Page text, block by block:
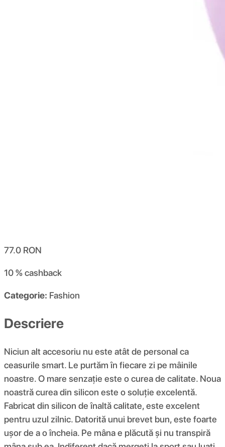
77.0 RON
10 %cashback
Categorie: Fashion
Descriere
Niciun alt accesoriu nu este atât de personal ca
ceasurile smart. Le purtăm în fiecare zi pe mâinile
noastre. O mare senzație este o curea de calitate. Noua
noastră curea din silicon este o soluție excelentă.
Fabricat din silicon de înaltă calitate, este excelent
pentru uzul zilnic. Datorită unui brevet bun, este foarte
ușor de a o încheia. Pe mâna e plăcută și nu transpiră